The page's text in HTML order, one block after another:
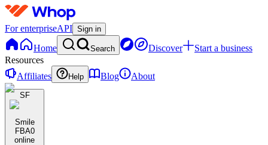
For enterpriseAPI Sign in
Home Search Discover
Start a business
Resources
Affiliates
Help Blog About
SF
Smile
FBA0
online